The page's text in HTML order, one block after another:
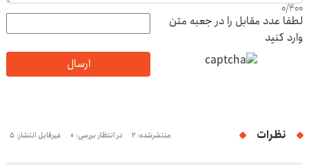
0/400
لطفا عدد مقابل را در جعبه متن
وارد کنید
ارسال
نظرات منتشرشده: 2 در انتظار بررسی: 0 غیرقابل انتشار: 5